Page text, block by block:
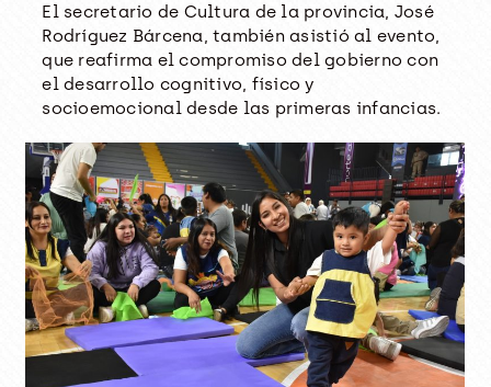
El secretario de Cultura de la provincia, José
Rodríguez Bárcena, también asistió al evento,
que reafirma el compromiso del gobierno con
el desarrollo cognitivo, físico y
socioemocional desde las primeras infancias.